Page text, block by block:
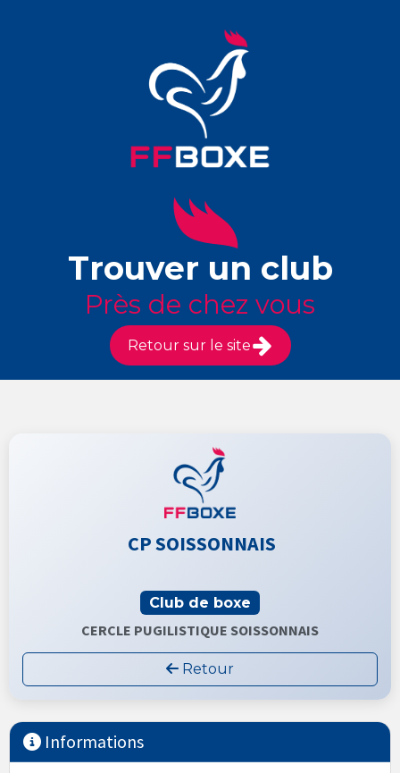
Trouver un club
Près de chez vous
Retour sur le site
CP SOISSONNAIS
Club de boxe
CERCLE PUGILISTIQUE SOISSONNAIS
Retour
Informations